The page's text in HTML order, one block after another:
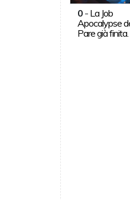
0- La Job
Apocalypse
Pare già finita.